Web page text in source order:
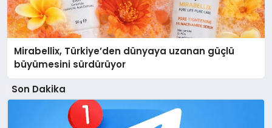
Mirabellix, Türkiye’den dünyaya uzanan güçlü
büyümesini sürdürüyor
Son Dakika